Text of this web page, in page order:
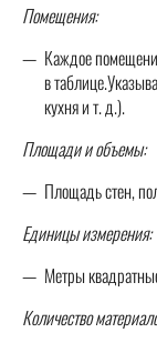
Помещения:
Каждое
в
кухня и т. д.).
Площади и объемы:
Площадь стен,
Единицы измерения:
Метры
Количество